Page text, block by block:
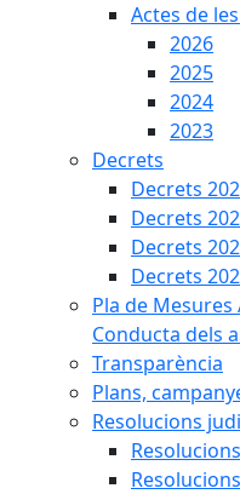
Actes de
2026
2025
2024
2023
Decrets
Decrets
Decrets
Decrets
Decrets
Pla de
Conducta dels
Transparència
Plans,
Resolucions